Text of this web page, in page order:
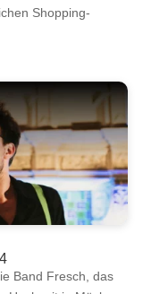
Shopping-
Band Fresch, das